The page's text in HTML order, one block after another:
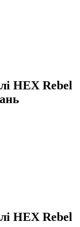
HEX Rebel
HEX Rebel